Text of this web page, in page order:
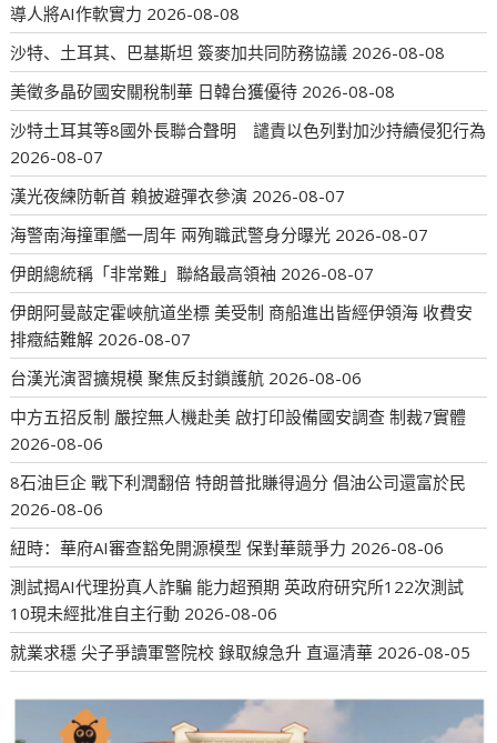
導人將AI作軟實力 2026-08-08
沙特、土耳其、巴基斯坦 簽麥加共同防務協議 2026-08-08
美徵多晶矽國安關稅制華 日韓台獲優待 2026-08-08
沙特土耳其等8國外長聯合聲明 譴責以色列對加沙持續侵犯行為
2026-08-07
漢光夜練防斬首 賴披避彈衣參演 2026-08-07
海警南海撞軍艦一周年 兩殉職武警身分曝光 2026-08-07
伊朗總統稱「非常難」聯絡最高領袖 2026-08-07
伊朗阿曼敲定霍峽航道坐標 美受制 商船進出皆經伊領海 收費安
排癥結難解 2026-08-07
台漢光演習擴規模 聚焦反封鎖護航 2026-08-06
中方五招反制 嚴控無人機赴美 啟打印設備國安調查 制裁7實體
2026-08-06
8石油巨企 戰下利潤翻倍 特朗普批賺得過分 倡油公司還富於民
2026-08-06
紐時：華府AI審查豁免開源模型 保對華競爭力 2026-08-06
測試揭AI代理扮真人詐騙 能力超預期 英政府研究所122次測試
10現未經批准自主行動 2026-08-06
就業求穩 尖子爭讀軍警院校 錄取線急升 直逼清華 2026-08-05